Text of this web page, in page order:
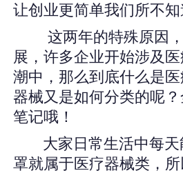
让创业更简单我们所不知
这两年的特殊原因
展，许多企业开始涉及
潮中，那么到底什么是
器械又是如何分类的呢
笔记哦！
大家日常生活中每
罩就属于医疗器械类，